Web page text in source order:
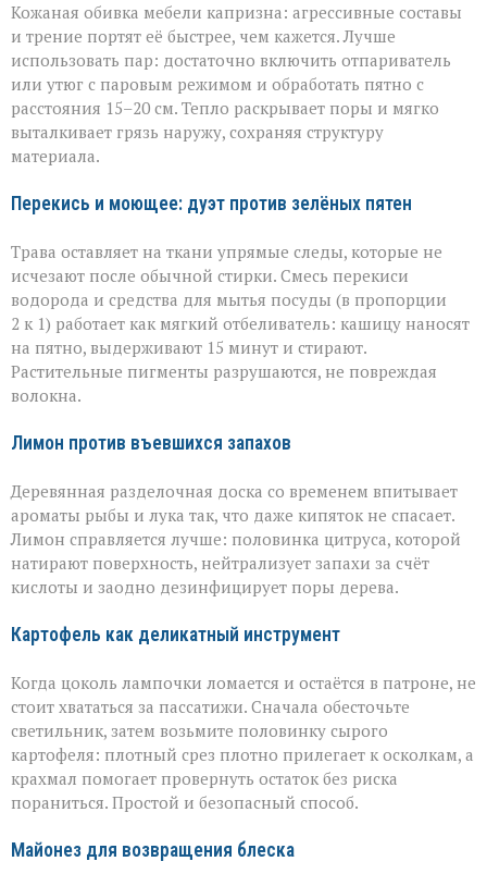
Кожаная обивка мебели капризна: агрессивные составы
и трение портят её быстрее, чем кажется. Лучше
использовать пар: достаточно включить отпариватель
или утюг с паровым режимом и обработать пятно с
расстояния 15–20 см. Тепло раскрывает поры и мягко
выталкивает грязь наружу, сохраняя структуру
материала.
Перекись и моющее: дуэт против зелёных пятен
Трава оставляет на ткани упрямые следы, которые не
исчезают после обычной стирки. Смесь перекиси
водорода и средства для мытья посуды (в пропорции
2 к 1) работает как мягкий отбеливатель: кашицу наносят
на пятно, выдерживают 15 минут и стирают.
Растительные пигменты разрушаются, не повреждая
волокна.
Лимон против въевшихся запахов
Деревянная разделочная доска со временем впитывает
ароматы рыбы и лука так, что даже кипяток не спасает.
Лимон справляется лучше: половинка цитруса, которой
натирают поверхность, нейтрализует запахи за счёт
кислоты и заодно дезинфицирует поры дерева.
Картофель как деликатный инструмент
Когда цоколь лампочки ломается и остаётся в патроне, не
стоит хвататься за пассатижи. Сначала обесточьте
светильник, затем возьмите половинку сырого
картофеля: плотный срез плотно прилегает к осколкам, а
крахмал помогает провернуть остаток без риска
пораниться. Простой и безопасный способ.
Майонез для возвращения блеска